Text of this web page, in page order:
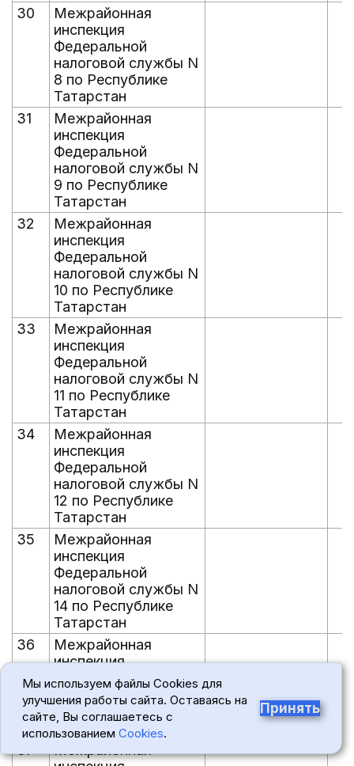
30
Межрайонная
инспекция
Федеральной
налоговой службы N
8 по Республике
Татарстан
31
Межрайонная
инспекция
Федеральной
налоговой службы N
9 по Республике
Татарстан
32
Межрайонная
инспекция
Федеральной
налоговой службы N
10 по Республике
Татарстан
33
Межрайонная
инспекция
Федеральной
налоговой службы N
11 по Республике
Татарстан
34
Межрайонная
инспекция
Федеральной
налоговой службы N
12 по Республике
Татарстан
35
Межрайонная
инспекция
Федеральной
налоговой службы N
14 по Республике
Татарстан
36
Межрайонная
инспекция
Федеральной
налоговой службы N
16 по Республике
Татарстан
37
Межрайонная
Мы используем файлы Cookies для
улучшения работы сайта. Оставаясь на
сайте, Вы соглашаетесь с
использованием Cookies.
Принять